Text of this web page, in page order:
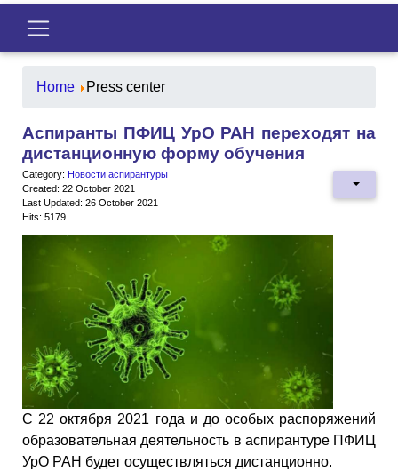
Home Press center
Аспиранты ПФИЦ УрО РАН переходят на
дистанционную форму обучения
Category: Новости аспирантуры
Created: 22 October 2021
Last Updated: 26 October 2021
Hits: 5179
С 22 октября 2021 года и до особых распоряжений
образовательная деятельность в аспирантуре ПФИЦ
УрО РАН будет осуществляться дистанционно.